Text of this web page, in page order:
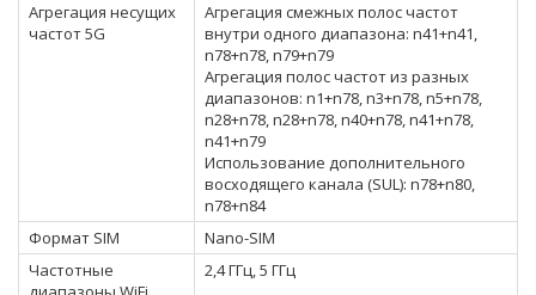
Агрегация несущих
частот 5G
Агрегация смежных полос частот
внутри одного диапазона: n41+n41,
n78+n78, n79+n79
Агрегация полос частот из разных
диапазонов: n1+n78, n3+n78, n5+n78,
n28+n78, n28+n78, n40+n78, n41+n78,
n41+n79
Использование дополнительного
восходящего канала (SUL): n78+n80,
n78+n84
Формат SIM
Nano-SIM
Частотные
2,4 ГГц, 5 ГГц